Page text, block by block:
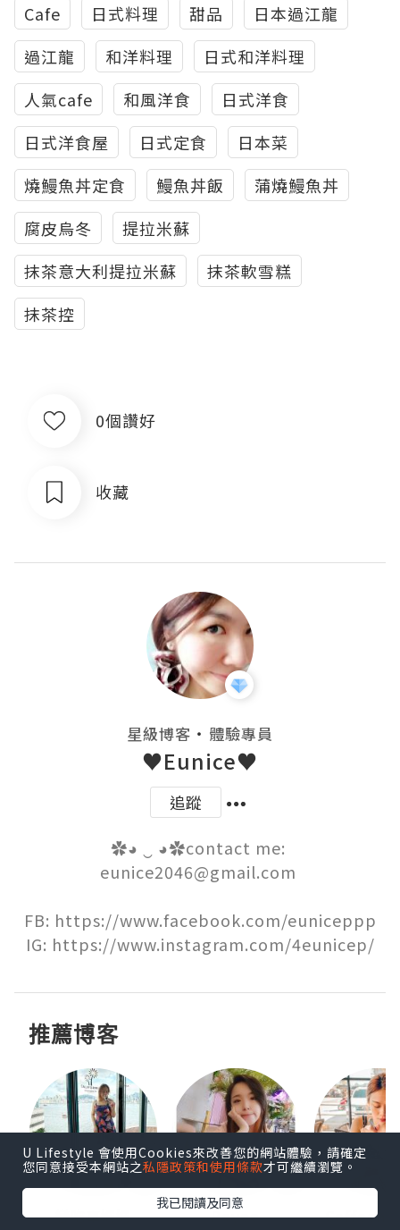
Cafe
日式料理 甜品
日本過江龍
過江龍
和洋料理
日式和洋料理
人氣cafe
和風洋食
日式洋食
日式洋食屋
日式定食
日本菜
燒鰻魚丼定食
鰻魚丼飯
蒲燒鰻魚丼
腐皮烏冬
提拉米蘇
抹茶意大利提拉米蘇
抹茶軟雪糕
抹茶控
0個讚好
收藏
星級博客 ・ 體驗專員
♥Eunice♥
追蹤
✿◕ ‿ ◕✿contact me:
eunice2046@gmail.com
FB: https://www.facebook.com/euniceppp
IG: https://www.instagram.com/4eunicep/
推薦博客
戀吃車媽媽 Poyee
U Lifestyle 會使用Cookies來改善您的網站體驗，請確定
您同意接受本網站之私隱政策和使用條款才可繼續瀏覽。
我已閱讀及同意